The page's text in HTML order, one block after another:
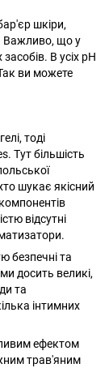
шкіри,
Важливо, що у
В усіх pH
ви можете
тоді
Тут більшість
шукає якісний
відсутні
безпечні та
досить великі,
та
інтимних
ефектом
трав'яним